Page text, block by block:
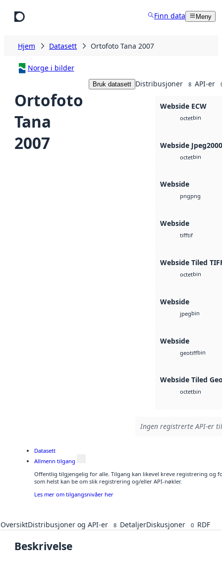
Finn data Meny
Hjem Datasett Ortofoto Tana 2007
Norge i bilder
Ortofoto
Tana
2007
Bruk datasett Distribusjoner 8 API-er
Webside ECW
octetbin
Webside Jpeg2000
octetbin
Webside
pngpng
Webside
tifftif
Webside Tiled
octetbin
Webside
jpegbin
Webside
geotiffbin
Webside Tiled
octetbin
Ingen registrerte API-er
Datasett
Allmenn tilgang
Offentlig tilgjengelig for alle. Tilgang kan likevel kreve registrering og
som helst kan be om slik registrering og/eller API-nøkler.
Les mer om tilgangsnivåer her
OversiktDistribusjoner og API-er 8 DetaljerDiskusjoner 0 RDF
Beskrivelse